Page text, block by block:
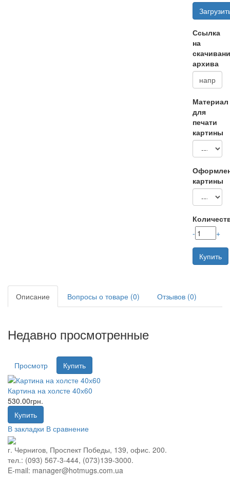
Ссылка
на
архива
Материал
для
печати
картины
картины
-
+
Купить
Описание Вопросы о товаре (0) Отзывов (0)
Недавно просмотренные
Просмотр Купить
Картина на холсте 40х60
530.00грн.
Купить
В закладки В сравнение
г. Чернигов, Проспект Победы, 139, офис. 200.
тел.: (093) 567-3-444, (073)139-3000.
E-mail: manager@hotmugs.com.ua